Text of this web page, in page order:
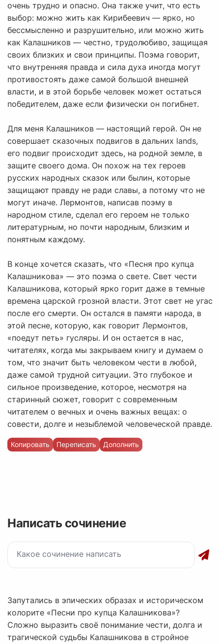
очень трудно и опасно. Она также учит, что есть
выбор: можно жить как Кирибеевич — ярко, но
бессмысленно и разрушительно, или можно жить
как Калашников — честно, трудолюбиво, защищая
своих близких и свои принципы. Поэма говорит,
что внутренняя правда и сила духа иногда могут
противостоять даже самой большой внешней
власти, и в этой борьбе человек может остаться
победителем, даже если физически он погибнет.
Для меня Калашников — настоящий герой. Он не
совершает сказочных подвигов в дальних lands,
его подвиг происходит здесь, на родной земле, в
защите своего дома. Он похож на тех героев
русских народных сказок или былин, которые
защищают правду не ради славы, а потому что не
могут иначе. Лермонтов, написав поэму в
народном стиле, сделал его героем не только
литературным, но почти народным, близким и
понятным каждому.
В конце хочется сказать, что «Песня про купца
Калашникова» — это поэма о свете. Свет чести
Калашникова, который ярко горит даже в темные
времена царской грозной власти. Этот свет не угас
после его смерти. Он остался в памяти народа, в
этой песне, которую, как говорит Лермонтов,
«поедут петь» гусляры. И он остается в нас,
читателях, когда мы закрываем книгу и думаем о
том, что значит быть человеком чести в любой,
даже самой трудной ситуации. Это глубокое и
сильное произведение, которое, несмотря на
старинный сюжет, говорит с современным
читателем о вечных и очень важных вещах: о
совести, долге и незыблемой человеческой правде.
Копировать Переписать Дополнить
Написать сочинение
Запутались в эпических образах и историческом
колорите «Песни про купца Калашникова»?
Сложно выразить своё понимание чести, долга и
трагической судьбы Калашникова в стройное